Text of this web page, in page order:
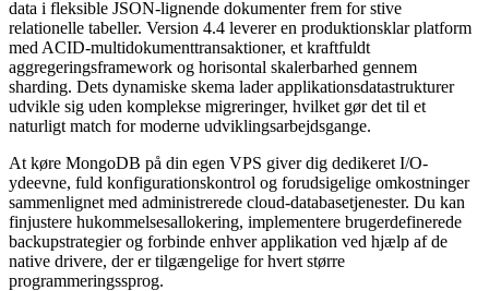
data i fleksible JSON-lignende dokumenter frem for stive
relationelle tabeller. Version 4.4 leverer en produktionsklar platform
med ACID-multidokumenttransaktioner, et kraftfuldt
aggregeringsframework og horisontal skalerbarhed gennem
sharding. Dets dynamiske skema lader applikationsdatastrukturer
udvikle sig uden komplekse migreringer, hvilket gør det til et
naturligt match for moderne udviklingsarbejdsgange.
At køre MongoDB på din egen VPS giver dig dedikeret I/O-
ydeevne, fuld konfigurationskontrol og forudsigelige omkostninger
sammenlignet med administrerede cloud-databasetjenester. Du kan
finjustere hukommelsesallokering, implementere brugerdefinerede
backupstrategier og forbinde enhver applikation ved hjælp af de
native drivere, der er tilgængelige for hvert større
programmeringssprog.